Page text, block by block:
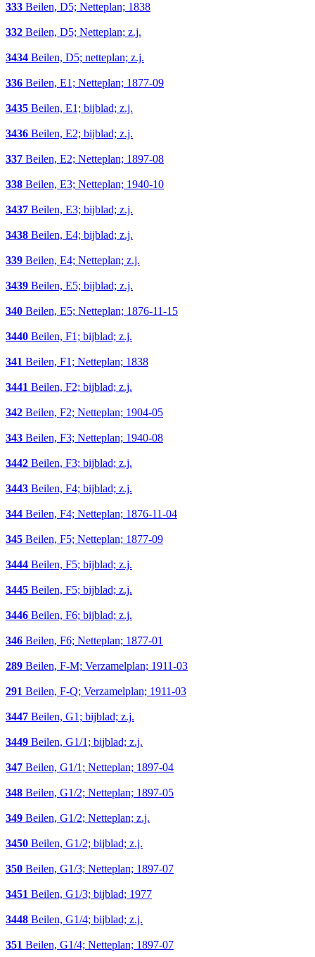
333 Beilen, D5; Netteplan; 1838
332 Beilen, D5; Netteplan; z.j.
3434 Beilen, D5; netteplan; z.j.
336 Beilen, E1; Netteplan; 1877-09
3435 Beilen, E1; bijblad; z.j.
3436 Beilen, E2; bijblad; z.j.
337 Beilen, E2; Netteplan; 1897-08
338 Beilen, E3; Netteplan; 1940-10
3437 Beilen, E3; bijblad; z.j.
3438 Beilen, E4; bijblad; z.j.
339 Beilen, E4; Netteplan; z.j.
3439 Beilen, E5; bijblad; z.j.
340 Beilen, E5; Netteplan; 1876-11-15
3440 Beilen, F1; bijblad; z.j.
341 Beilen, F1; Netteplan; 1838
3441 Beilen, F2; bijblad; z.j.
342 Beilen, F2; Netteplan; 1904-05
343 Beilen, F3; Netteplan; 1940-08
3442 Beilen, F3; bijblad; z.j.
3443 Beilen, F4; bijblad; z.j.
344 Beilen, F4; Netteplan; 1876-11-04
345 Beilen, F5; Netteplan; 1877-09
3444 Beilen, F5; bijblad; z.j.
3445 Beilen, F5; bijblad; z.j.
3446 Beilen, F6; bijblad; z.j.
346 Beilen, F6; Netteplan; 1877-01
289 Beilen, F-M; Verzamelplan; 1911-03
291 Beilen, F-Q; Verzamelplan; 1911-03
3447 Beilen, G1; bijblad; z.j.
3449 Beilen, G1/1; bijblad; z.j.
347 Beilen, G1/1; Netteplan; 1897-04
348 Beilen, G1/2; Netteplan; 1897-05
349 Beilen, G1/2; Netteplan; z.j.
3450 Beilen, G1/2; bijblad; z.j.
350 Beilen, G1/3; Netteplan; 1897-07
3451 Beilen, G1/3; bijblad; 1977
3448 Beilen, G1/4; bijblad; z.j.
351 Beilen, G1/4; Netteplan; 1897-07